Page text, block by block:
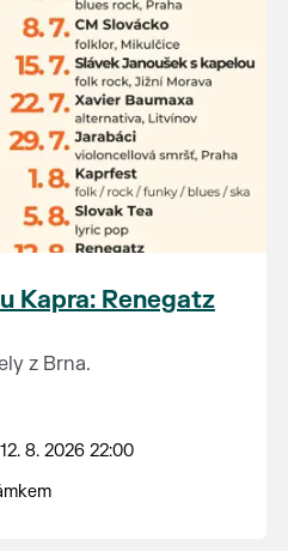
Kapra: Renegatz
z Brna.
8. 2026 22:00